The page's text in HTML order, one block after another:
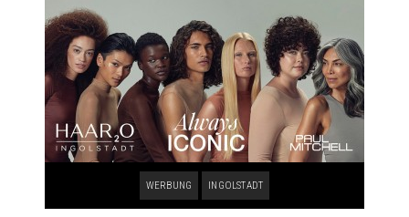
WERBUNG INGOLSTADT